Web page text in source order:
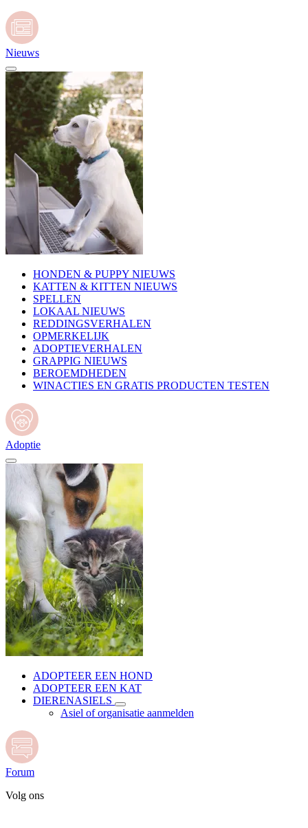
Nieuws
HONDEN & PUPPY NIEUWS
KATTEN & KITTEN NIEUWS
SPELLEN
LOKAAL NIEUWS
REDDINGSVERHALEN
OPMERKELIJK
ADOPTIEVERHALEN
GRAPPIG NIEUWS
BEROEMDHEDEN
WINACTIES EN GRATIS PRODUCTEN TESTEN
Adoptie
ADOPTEER EEN HOND
ADOPTEER EEN KAT
DIERENASIELS
Asiel of organisatie aanmelden
Forum
Volg ons